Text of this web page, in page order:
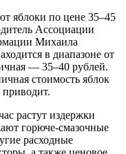
яблоки по цене 35–45
Ассоциации
Михаила
в диапазоне от
— 35–40 рублей.
стоимость яблок
растут издержки
горюче-смазочные
расходные